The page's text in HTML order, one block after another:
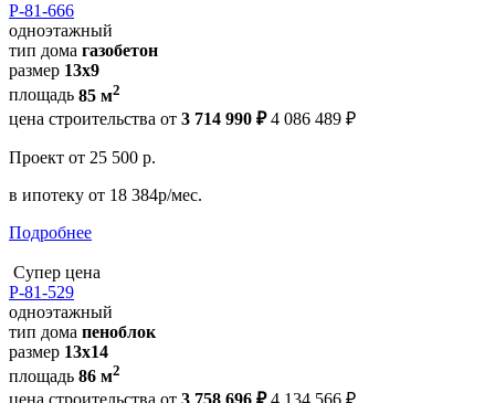
Р-81-666
одноэтажный
тип дома газобетон
размер 13x9
площадь 85 м2
цена строительства от 3 714 990 ₽ 4 086 489 ₽
Проект от 25 500 р.
в ипотеку от 18 384р/мес.
Подробнее
Супер цена
Р-81-529
одноэтажный
тип дома пеноблок
размер 13х14
площадь 86 м2
цена строительства от 3 758 696 ₽ 4 134 566 ₽